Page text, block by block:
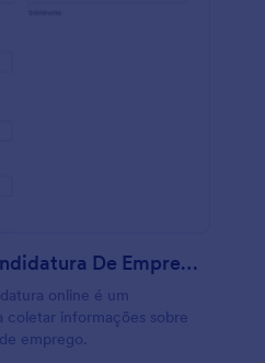
Formulário De Candidatura De Emprego Online
online é um
coletar informações sobre
emprego.